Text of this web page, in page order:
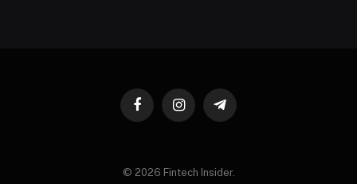
FacebookInstagramTelegram
© 2026 Fintech Insider.